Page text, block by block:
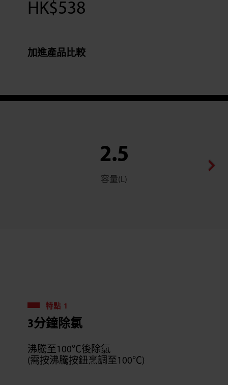
HK$538
加進產品比較
2.5
容量(L)
特點 1
3分鐘除氯
沸騰至100℃後除氯
(需按沸騰按鈕烹調至100℃)